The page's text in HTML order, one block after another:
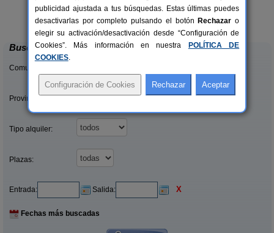
7+2 pers.
desde40 €
Mirador de La Herradura
Embún (Huesca)
Buscar
Comunidades:
Provincias/Islas:
Tipo alquiler:
Plazas:
Entrada: Salida: X
Fechas más buscadas
publicidad ajustada a tus búsquedas. Estas últimas puedes
desactivarlas por completo pulsando el botón Rechazar o
elegir su activación/desactivación desde “Configuración de
Cookies”. Más información en nuestra
POLÍTICA DE
COOKIES.